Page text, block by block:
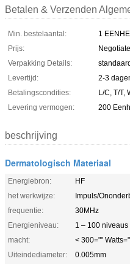
Betalen & Verzenden
Min. bestelaantal:
1
Prijs:
Verpakking Details:
Levertijd:
2-3
Betalingscondities:
L/C, T/T,
Levering vermogen:
200
beschrijving
Dermatologisch Materiaal
Energiebron:
HF
het werkwijze:
Impuls/
frequentie:
30MHz
Energieniveau:
1 – 100 niveaus
macht:
< 300=""
Uiteindediameter:
0.005mm